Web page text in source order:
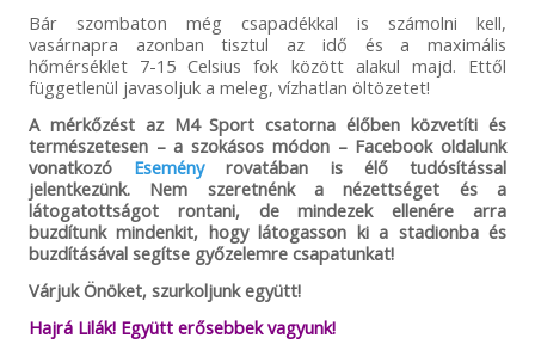
Bár szombaton még csapadékkal is számolni kell,
vasárnapra azonban tisztul az idő és a maximális
hőmérséklet 7-15 Celsius fok között alakul majd. Ettől
függetlenül javasoljuk a meleg, vízhatlan öltözetet!
A mérkőzést az M4 Sport csatorna élőben közvetíti és
természetesen – a szokásos módon – Facebook oldalunk
vonatkozó Eseményrovatában is élő tudósítással
jelentkezünk. Nem szeretnénk a nézettséget és a
látogatottságot rontani, de mindezek ellenére arra
buzdítunk mindenkit, hogy látogasson ki a stadionba és
buzdításával segítse győzelemre csapatunkat!
Várjuk Önöket, szurkoljunk együtt!
Hajrá Lilák! Együtt erősebbek vagyunk!